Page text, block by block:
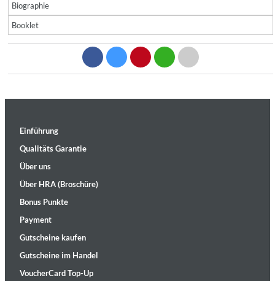
Biographie
Booklet
Einführung
Qualitäts Garantie
Über uns
Über HRA (Broschüre)
Bonus Punkte
Payment
Gutscheine kaufen
Gutscheine im Handel
VoucherCard Top-Up